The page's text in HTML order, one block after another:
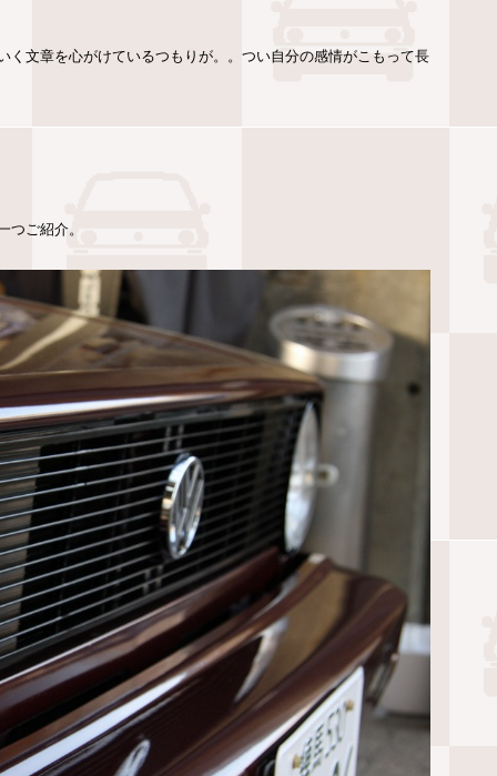
文章を心がけているつもりが。。つい自分の感情がこもって長
つご紹介。